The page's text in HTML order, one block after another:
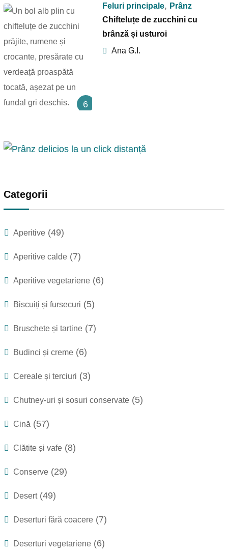
6
Feluri principale, Prânz
Chifteluțe de zucchini cu
brânză și usturoi
Ana G.I.
Categorii
Aperitive (49)
Aperitive calde (7)
Aperitive vegetariene (6)
Biscuiți și fursecuri (5)
Bruschete și tartine (7)
Budinci și creme (6)
Cereale și terciuri (3)
Chutney-uri și sosuri conservate (5)
Cină (57)
Clătite și vafe (8)
Conserve (29)
Desert(49)
Deserturi fără coacere (7)
Deserturi vegetariene (6)